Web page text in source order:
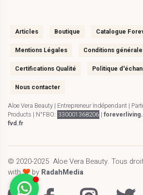
Articles Boutique Catalogue
Mentions Légales Conditions
Certifications Qualité Politique
Nous contacter
Aloe Vera Beauty | Entrepreneur Indépendant |
Products | N°FBO: 330001368206 |
fvd.fr
© 2020-2025 Aloe Vera Beauty.Tous
with
by RadahMedia